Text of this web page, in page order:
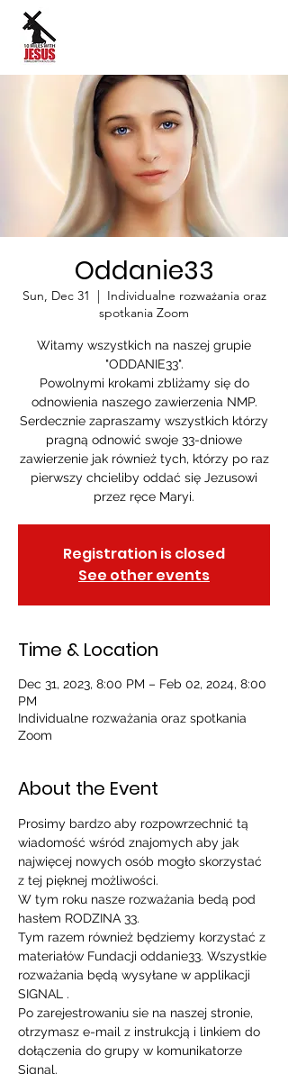
Oddanie33
Sun, Dec 31
  |
Individualne rozważania oraz
spotkania Zoom
Witamy wszystkich na naszej grupie
"ODDANIE33".
Powolnymi krokami zbliżamy się do
odnowienia naszego zawierzenia NMP.
Serdecznie zapraszamy wszystkich którzy
pragną odnowić swoje 33-dniowe
zawierzenie jak również tych, którzy po raz
pierwszy chcieliby oddać się Jezusowi
przez ręce Maryi.
Registration is closed
See other events
Time & Location
Dec 31, 2023, 8:00 PM – Feb 02, 2024, 8:00
PM
Individualne rozważania oraz spotkania
Zoom
About the Event
Prosimy bardzo aby rozpowrzechnić tą
wiadomość wśród znajomych aby jak
najwięcej nowych osób mogło skorzystać
z tej pięknej możliwości.
W tym roku nasze rozważania bedą pod
hasłem RODZINA 33.
Tym razem również będziemy korzystać z
materiałów Fundacji oddanie33. Wszystkie
rozważania będą wysyłane w applikacji
SIGNAL .
Po zarejestrowaniu sie na naszej stronie,
otrzymasz e-mail z instrukcją i linkiem do
dołączenia do grupy w komunikatorze
Signal.